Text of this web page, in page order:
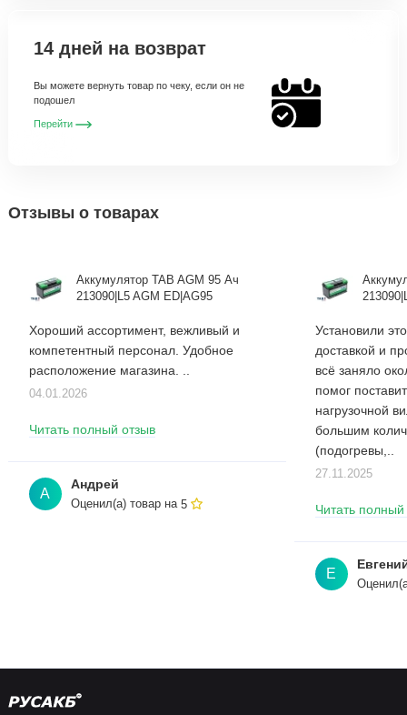
14 дней на возврат
Вы можете вернуть товар по чеку, если он не
подошел
Перейти
Отзывы о товарах
Аккумулятор TAB AGM 95 Ач
213090|L5 AGM ED|AG95
Хороший ассортимент, вежливый и
компетентный персонал. Удобное
расположение магазина. ..
04.01.2026
Читать полный отзыв
А
Андрей
Оценил(а) товар на5
Установили
доставкой и
всё заняло
помог
нагрузочной
большим
(подогревы,..
27.11.2025
Читать полный
Е